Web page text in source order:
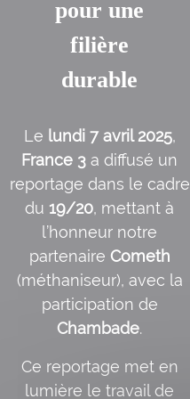
pour une
filière
durable
Le lundi 7 avril 2025,
France 3 a diffusé un
reportage dans le cadre
du 19/20, mettant à
l’honneur notre
partenaire Cometh
(méthaniseur), avec la
participation de
Chambade.
Ce reportage met en
lumière le travail de